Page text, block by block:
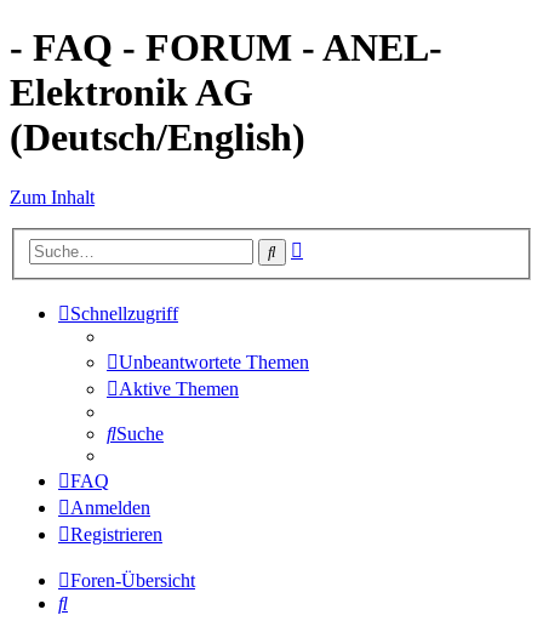
- FAQ - FORUM - ANEL-
Elektronik AG
(Deutsch/English)
Zum Inhalt
Suche
Schnellzugriff
Unbeantwortete Themen
Aktive Themen
Suche
FAQ
Anmelden
Registrieren
Foren-Übersicht
Suche